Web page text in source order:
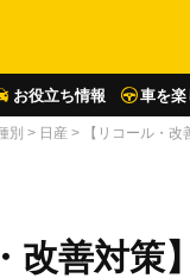
お役立ち情報 車を楽
別 > 日産 > 【リコール・
改善対